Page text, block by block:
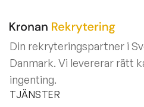
Din rekryteringspartner i
Danmark. Vi levererar rätt
ingenting.
TJÄNSTER